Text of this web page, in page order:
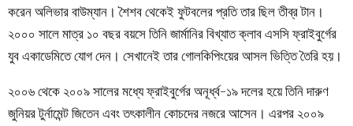
করেন অলিভার বাউম্যান। শৈশব থেকেই ফুটবলের প্রতি তার ছিল তীব্র টান।
২০০০ সালে মাত্র ১০ বছর বয়সে তিনি জার্মানির বিখ্যাত ক্লাবএসসিফ্রাইবুর্গের
যুব একাডেমিতে যোগ দেন। সেখানেই তার গোলকিপিংয়ের আসল ভিত্তি তৈরি হয়।
২০০৬ থেকে ২০০৯ সালের মধ্যে ফ্রাইবুর্গের অনূর্ধ্ব-১৯ দলের হয়ে তিনি দারুণ
জুনিয়র টুর্নামেন্ট জিতেন এবং তৎকালীন কোচদের নজরে আসেন। এরপর ২০০৯